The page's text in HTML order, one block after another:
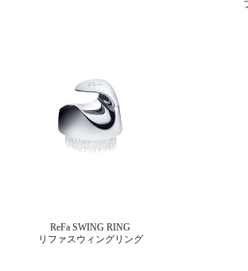
ReFa SWING RING
リファスウィングリング